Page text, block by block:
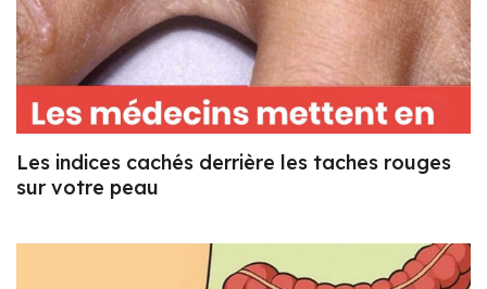
Les indices cachés derrière les taches rouges
sur votre peau